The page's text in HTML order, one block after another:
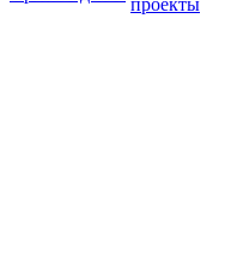
проекты